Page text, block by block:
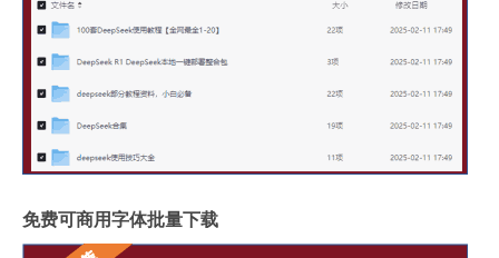
免费可商用字体批量下载